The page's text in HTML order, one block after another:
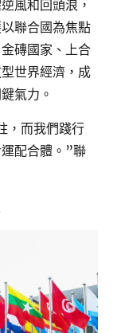
風和回頭浪，
聯合國為焦點
磚國家、上合
世界經濟，成
氣力。
，而我們踐行
配合體。”聯